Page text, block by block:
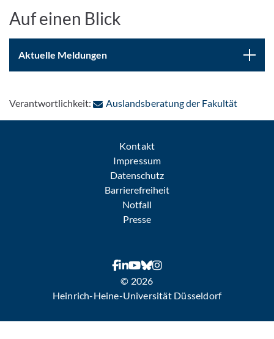
Auf einen Blick
Aktuelle Meldungen
Verantwortlichkeit: Auslandsberatung der Fakultät: Per E-
Kontakt
Impressum
Datenschutz
Barrierefreiheit
Notfall
Presse
© 2026
Heinrich-Heine-Universität Düsseldorf